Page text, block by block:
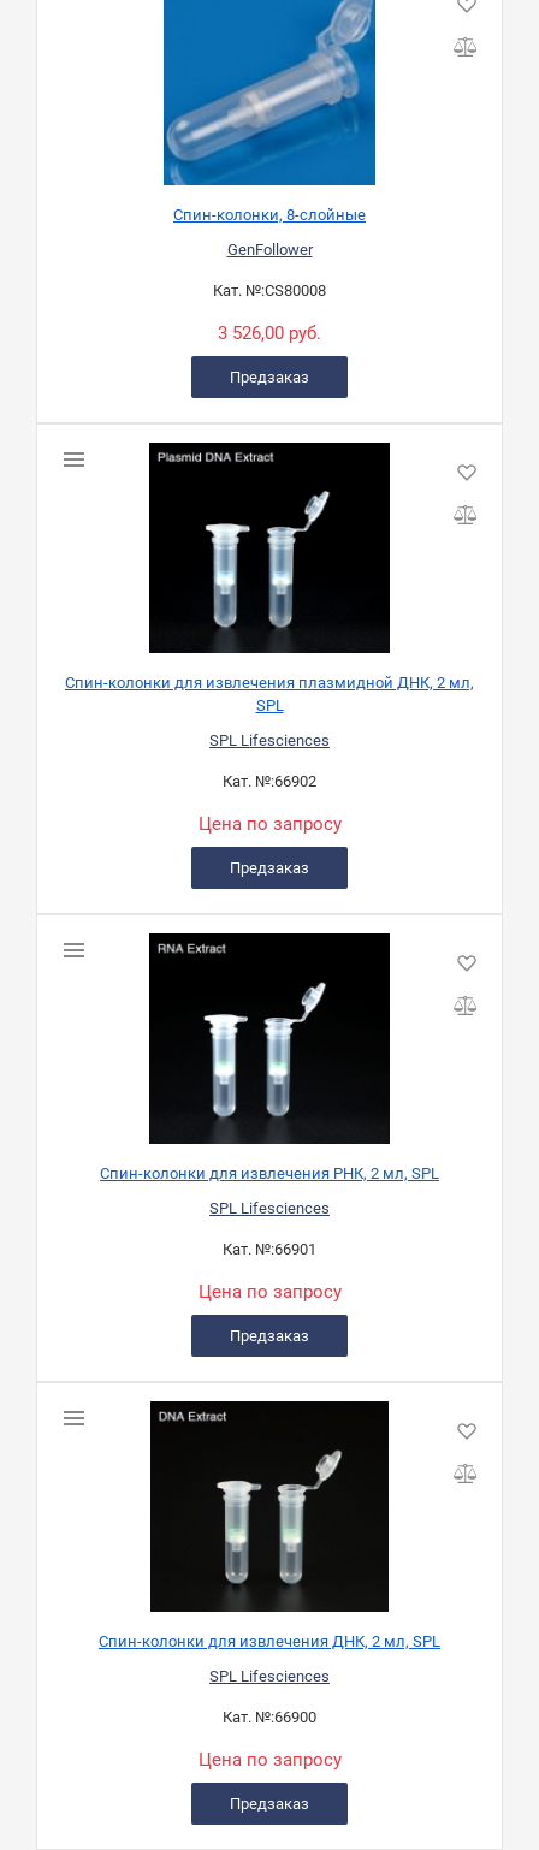
Спин-колонки, 8-слойные
GenFollower
Кат. №:CS80008
3 526,00 руб.
Предзаказ
Спин-колонки для извлечения плазмидной ДНК, 2 мл,
SPL
SPL Lifesciences
Кат. №:66902
Цена по запросу
Предзаказ
Спин-колонки для извлечения РНК, 2 мл, SPL
SPL Lifesciences
Кат. №:66901
Цена по запросу
Предзаказ
Спин-колонки для извлечения ДНК, 2 мл, SPL
SPL Lifesciences
Кат. №:66900
Цена по запросу
Предзаказ